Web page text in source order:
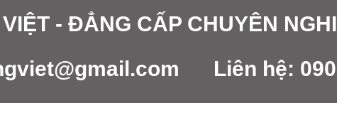
- ĐẲNG CẤP CHUYÊN
Liên hệ: